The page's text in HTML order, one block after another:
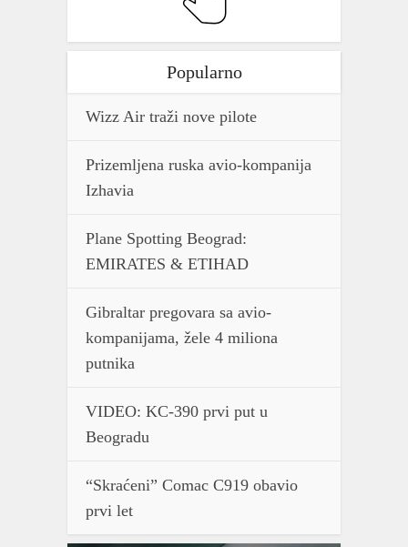
Popularno
Wizz Air traži nove pilote
Prizemljena ruska avio-kompanija
Izhavia
Plane Spotting Beograd:
EMIRATES & ETIHAD
Gibraltar pregovara sa avio-
kompanijama, žele 4 miliona
putnika
VIDEO: KC-390 prvi put u
Beogradu
“Skraćeni” Comac C919 obavio
prvi let